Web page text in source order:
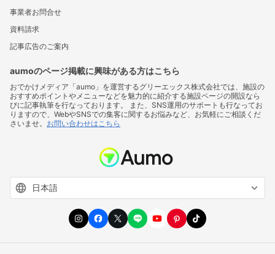
事業者お問合せ
資料請求
記事広告のご案内
aumoのページ掲載に興味がある方はこちら
おでかけメディア「aumo」を運営するグリーエックス株式会社では、施設の
おすすめポイントやメニューなどを魅力的に紹介する施設ページの開設なら
びに記事執筆を行なっております。 また、SNS運用のサポートも行なってお
りますので、WebやSNSでの集客に関するお悩みなど、お気軽にご相談くだ
さいませ。 お問い合わせはこちら